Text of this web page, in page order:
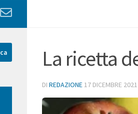
La ricetta
DI REDAZIONE 17 DICEMBRE 2021